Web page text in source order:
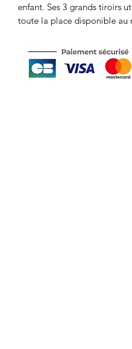
enfant. Ses 3 grands tiroirs
toute la place disponible au